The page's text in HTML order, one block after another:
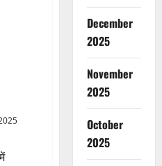
December
2025
November
2025
October
2025